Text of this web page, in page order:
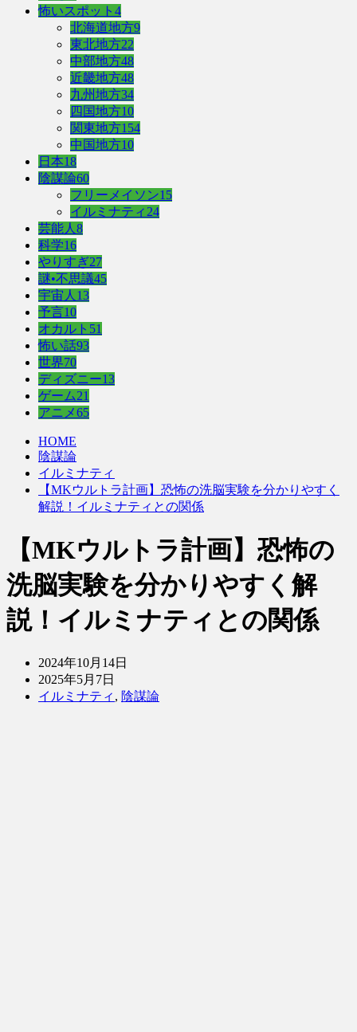
怖いスポット 4
北海道地方9
東北地方22
中部地方48
近畿地方48
九州地方34
四国地方10
関東地方154
中国地方10
日本18
陰謀論60
フリーメイソン15
イルミナティ 24
芸能人 8
科学16
やりすぎ27
謎•不思議45
宇宙人 13
予言10
オカルト 51
怖い話93
世界70
ディズニー13
ゲーム21
アニメ65
HOME
陰謀論
イルミナティ
【MKウルトラ計画】恐怖の洗脳実験を分かりやすく
解説！イルミナティとの関係
【MKウルトラ計画】恐怖の
洗脳実験を分かりやすく解
説！イルミナティとの関係
2024年10月14日
2025年5月7日
イルミナティ , 陰謀論